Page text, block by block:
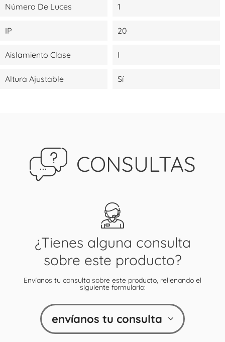
Número De Luces 1
IP 20
Aislamiento Clase I
Altura Ajustable Sí
CONSULTAS
¿Tienes alguna consulta
sobre este producto?
Envíanos tu consulta sobre este producto, rellenando el
siguiente formulario:
envíanos tu consulta